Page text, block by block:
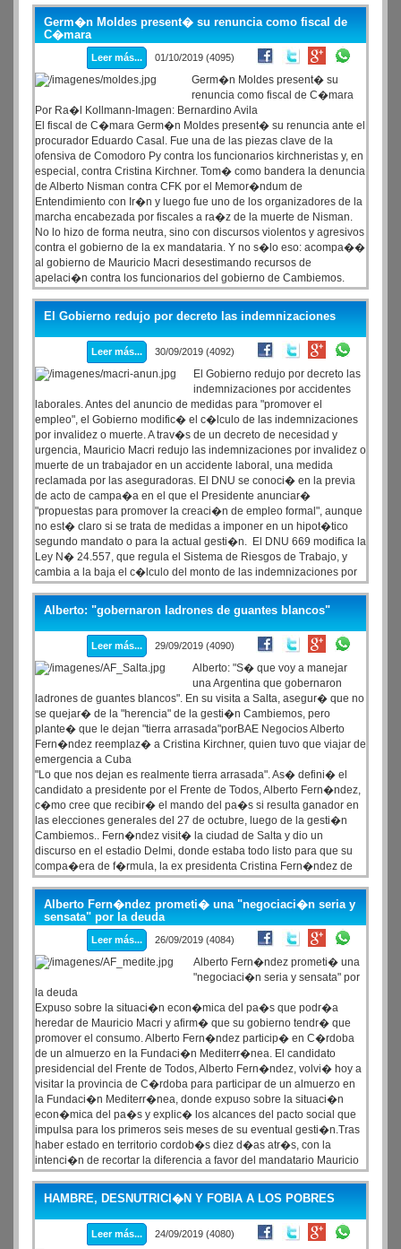
fondos se discutir� en los pr�ximos meses.
Germ�n Moldes present� su renuncia como fiscal de
C�mara
Leer más... 01/10/2019 (4095)
Germ�n Moldes present� su
renuncia como fiscal de C�mara
Por Ra�l Kollmann-Imagen: Bernardino Avila
El fiscal de C�mara Germ�n Moldes present� su renuncia ante el
procurador Eduardo Casal. Fue una de las piezas clave de la
ofensiva de Comodoro Py contra los funcionarios kirchneristas y, en
especial, contra Cristina Kirchner. Tom� como bandera la denuncia
de Alberto Nisman contra CFK por el Memor�ndum de
Entendimiento con Ir�n y luego fue uno de los organizadores de la
marcha encabezada por fiscales a ra�z de la muerte de Nisman.
No lo hizo de forma neutra, sino con discursos violentos y agresivos
contra el gobierno de la ex mandataria. Y no s�lo eso: acompa��
al gobierno de Mauricio Macri desestimando recursos de
apelaci�n contra los funcionarios del gobierno de Cambiemos.
El Gobierno redujo por decreto las indemnizaciones
Leer más... 30/09/2019 (4092)
El Gobierno redujo por decreto las
indemnizaciones por accidentes
laborales. Antes del anuncio de medidas para "promover el
empleo", el Gobierno modific� el c�lculo de las indemnizaciones
por invalidez o muerte. A trav�s de un decreto de necesidad y
urgencia, Mauricio Macri redujo las indemnizaciones por invalidez o
muerte de un trabajador en un accidente laboral, una medida
reclamada por las aseguradoras. El DNU se conoci� en la previa
de acto de campa�a en el que el Presidente anunciar�
"propuestas para promover la creaci�n de empleo formal", aunque
no est� claro si se trata de medidas a imponer en un hipot�tico
segundo mandato o para la actual gesti�n. El DNU 669 modifica la
Ley N� 24.557, que regula el Sistema de Riesgos de Trabajo, y
cambia a la baja el c�lculo del monto de las indemnizaciones por
incapacidad laboral definitiva o muerte del trabajador.
Alberto: "gobernaron ladrones de guantes blancos"
Leer más... 29/09/2019 (4090)
Alberto: "S� que voy a manejar
una Argentina que gobernaron
ladrones de guantes blancos". En su visita a Salta, asegur� que no
se quejar� de la "herencia" de la gesti�n Cambiemos, pero
plante� que le dejan "tierra arrasada"porBAE Negocios Alberto
Fern�ndez reemplaz� a Cristina Kirchner, quien tuvo que viajar de
emergencia a Cuba
"Lo que nos dejan es realmente tierra arrasada". As� defini� el
candidato a presidente por el Frente de Todos, Alberto Fern�ndez,
c�mo cree que recibir� el mando del pa�s si resulta ganador en
las elecciones generales del 27 de octubre, luego de la gesti�n
Cambiemos.. Fern�ndez visit� la ciudad de Salta y dio un
discurso en el estadio Delmi, donde estaba todo listo para que su
compa�era de f�rmula, la ex presidenta Cristina Fern�ndez de
Kirchner, hablara frente a 8.000 personas en el marco de la gira que
la lleva por todo el pa�s para presentar su libro Sinceramente.
Alberto Fern�ndez prometi� una "negociaci�n seria y
sensata" por la deuda
Leer más... 26/09/2019 (4084)
Alberto Fern�ndez prometi� una
"negociaci�n seria y sensata" por
la deuda
Expuso sobre la situaci�n econ�mica del pa�s que podr�a
heredar de Mauricio Macri y afirm� que su gobierno tendr� que
promover el consumo. Alberto Fern�ndez particip� en C�rdoba
de un almuerzo en la Fundaci�n Mediterr�nea. El candidato
presidencial del Frente de Todos, Alberto Fern�ndez, volvi� hoy a
visitar la provincia de C�rdoba para participar de un almuerzo en
la Fundaci�n Mediterr�nea, donde expuso sobre la situaci�n
econ�mica del pa�s y explic� los alcances del pacto social que
impulsa para los primeros seis meses de su eventual gesti�n.Tras
haber estado en territorio cordob�s diez d�as atr�s, con la
intenci�n de recortar la diferencia a favor del mandatario Mauricio
Macri, habl� ante un grupo de empresarios a los que les asegur�
que podr� �afrontar la deuda con una negociaci�n seria y
sensata con los acreedores� y advirti� que en las actuales
condiciones "Argentina no puede pagar".
HAMBRE, DESNUTRICI�N Y FOBIA A LOS POBRES
Leer más... 24/09/2019 (4080)